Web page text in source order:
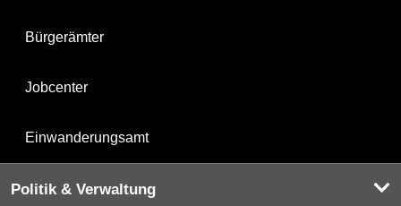
Bürgerämter
Jobcenter
Einwanderungsamt
Politik & Verwaltung